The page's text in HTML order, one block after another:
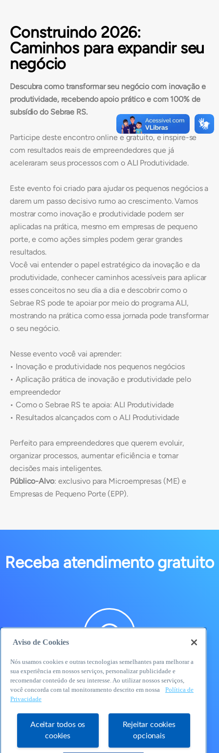
Construindo 2026:
Caminhos para expandir seu
negócio
Descubra como transformar seu negócio com inovação e
produtividade, recebendo apoio prático e com 100% de
subsídio do Sebrae RS.
Participe deste encontro online e gratuito, e inspire-se
com resultados reais de empreendedores que já
aceleraram seus processos com o ALI Produtividade.
Este evento foi criado para ajudar os pequenos negócios a
darem um passo decisivo rumo ao crescimento. Vamos
mostrar como inovação e produtividade podem ser
aplicadas na prática, mesmo em empresas de pequeno
porte, e como ações simples podem gerar grandes
resultados.
Você vai entender o papel estratégico da inovação e da
produtividade, conhecer caminhos acessíveis para aplicar
esses conceitos no seu dia a dia e descobrir como o
Sebrae RS pode te apoiar por meio do programa ALI,
mostrando na prática como essa jornada pode transformar
o seu negócio.
Nesse evento você vai aprender:
• Inovação e produtividade nos pequenos negócios
• Aplicação prática de inovação e produtividade pelo
empreendedor
• Como o Sebrae RS te apoia: ALI Produtividade
• Resultados alcançados com o ALI Produtividade
Perfeito para empreendedores que querem evoluir,
organizar processos, aumentar eficiência e tomar
decisões mais inteligentes.
Público-Alvo: exclusivo para Microempresas (ME) e
Empresas de Pequeno Porte (EPP).
Receba atendimento gratuito
WhatsApp
Aviso de Cookies
Nós usamos cookies e outras tecnologias semelhantes para melhorar a
sua experiência em nossos serviços, personalizar publicidade e
recomendar conteúdo de seu interesse. Ao utilizar nossos serviços,
você concorda com tal monitoramento descrito em nossa
Política de
Privacidade
Aceitar todos os
cookies
Rejeitar cookies
opcionais